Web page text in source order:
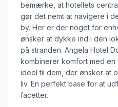
bemærke, at hotellets
gør det nemt at navigere i
by. Her er der noget for
ønsker at dykke ind i den
på stranden. Angela Hotel
kombinerer komfort med en
ideel til dem, der ønsker at
liv. En perfekt base for at
facetter.